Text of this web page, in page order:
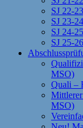
SJ 22-23
SJ 23-24
SJ 24-25
SJ 25-26
MSO)
Quali –
MSO)